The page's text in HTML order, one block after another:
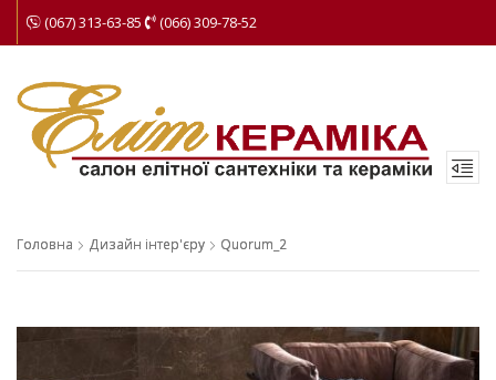
(067) 313-63-85 (066) 309-78-52
Головна Дизайн інтер'єру Quorum_2